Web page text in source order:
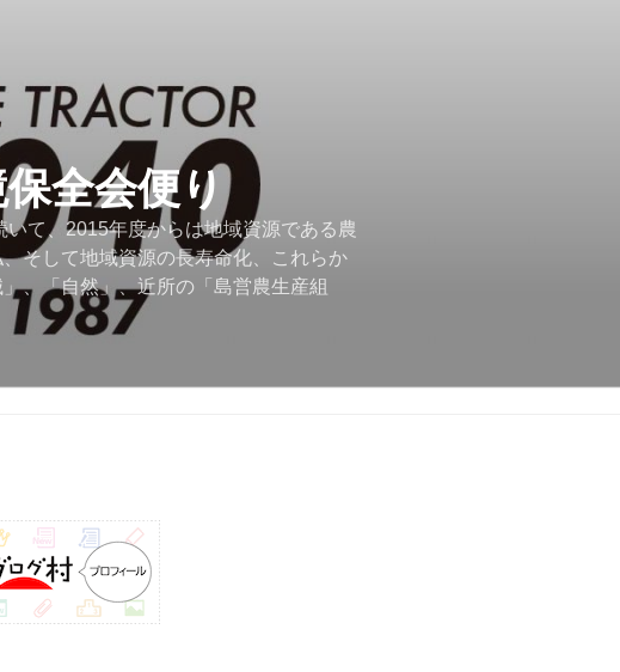
全会便り
て、2015年度からは地域資源である農
そして地域資源の長寿命化、これらか
、「自然」、近所の「島営農生産組